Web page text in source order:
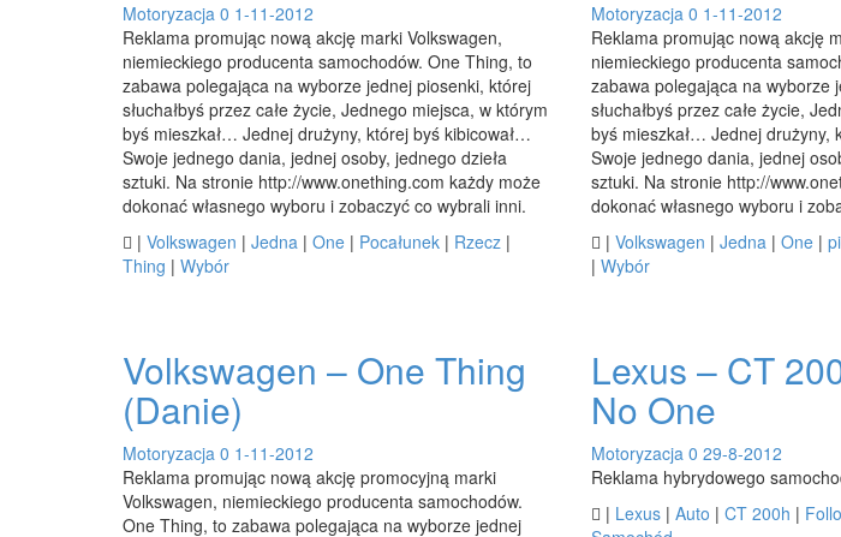
Motoryzacja 0 1-11-2012
Reklama promując nową akcję marki Volkswagen,
niemieckiego producenta samochodów. One Thing, to
zabawa polegająca na wyborze jednej piosenki, której
słuchałbyś przez całe życie, Jednego miejsca, w którym
byś mieszkał… Jednej drużyny, której byś kibicował…
Swoje jednego dania, jednej osoby, jednego dzieła
sztuki. Na stronie http://www.onething.com każdy może
dokonać własnego wyboru i zobaczyć co wybrali inni.
 | Volkswagen | Jedna | One | Pocałunek | Rzecz |
Thing | Wybór
Motoryzacja 0 1-11-2012
Reklama promując nową akcję
niemieckiego producenta
zabawa polegająca na wyborze
słuchałbyś przez całe życie,
byś mieszkał… Jednej drużyny,
Swoje jednego dania, jednej
sztuki. Na stronie http://
dokonać własnego wyboru i
 | Volkswagen | Jedna | One |
| Wybór
Volkswagen – One Thing
(Danie)
Motoryzacja 0 1-11-2012
Reklama promując nową akcję promocyjną marki
Volkswagen, niemieckiego producenta samochodów.
One Thing, to zabawa polegająca na wyborze jednej
Lexus – CT
No One
Motoryzacja 0 29-8-2012
Reklama hybrydowego
 | Lexus | Auto | CT 200h |